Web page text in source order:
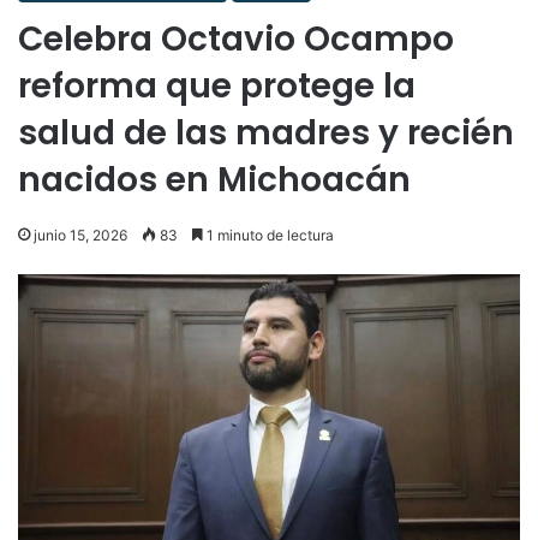
Celebra Octavio Ocampo
reforma que protege la
salud de las madres y recién
nacidos en Michoacán
junio 15, 2026 83 1 minuto de lectura